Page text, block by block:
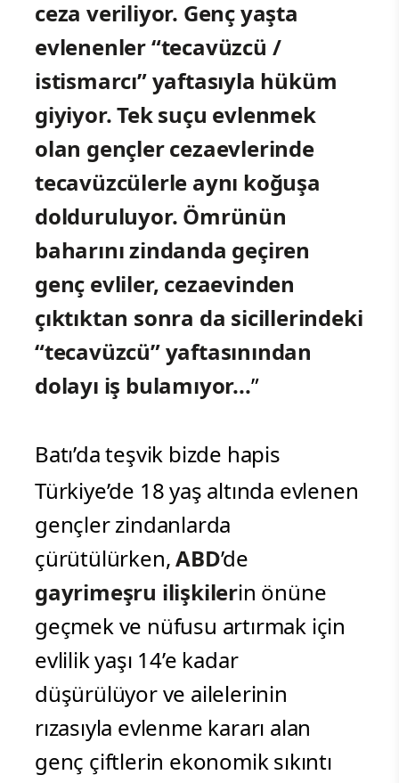
ceza veriliyor. Genç yaşta
evlenenler “tecavüzcü /
istismarcı” yaftasıyla hüküm
giyiyor. Tek suçu evlenmek
olan gençler cezaevlerinde
tecavüzcülerle aynı koğuşa
dolduruluyor. Ömrünün
baharını zindanda geçiren
genç evliler, cezaevinden
çıktıktan sonra da sicillerindeki
“tecavüzcü” yaftasınından
dolayı iş bulamıyor...”
Batı’da teşvik bizde hapis
Türkiye’de 18 yaş altında evlenen
gençler zindanlarda
çürütülürken,ABD’de
gayrimeşru ilişkilerin önüne
geçmek ve nüfusu artırmak için
evlilik yaşı 14’e kadar
düşürülüyor ve ailelerinin
rızasıyla evlenme kararı alan
genç çiftlerin ekonomik sıkıntı